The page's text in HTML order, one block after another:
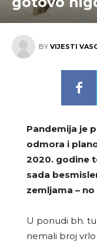
BY VIJESTI
Pandemija je
odmora i
2020. godine
sada
zemljama –
U ponudi bh.
nemali broj vrlo